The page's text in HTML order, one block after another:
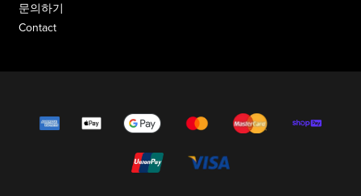
문의하기
Contact